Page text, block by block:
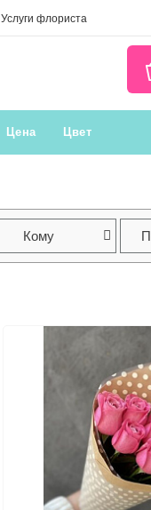
Услуги флориста
Цена Цвет
Кому